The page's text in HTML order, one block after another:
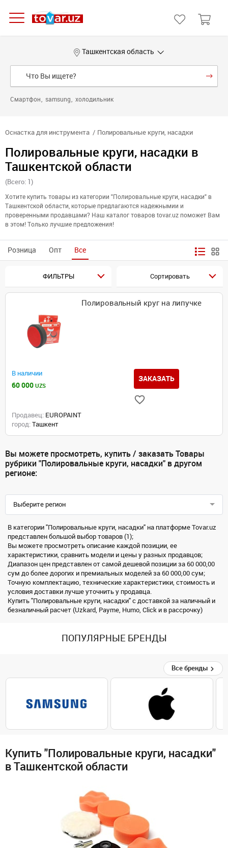
Ташкентская область
Смартфон samsung холодильник
Оснастка для инструмента Полировальные круги, насадки
Полировальные круги, насадки в
Ташкентской области
(Всего: 1)
Хотите купить товары из категории "Полировальные круги, насадки" в
Ташкентской области, которые предлагаются надежнымии и
проверенными продавцами? Наш каталог товаров tovar.uz поможет Вам
в этом! Только лучшие предложения!
Розница Опт Все
ФИЛЬТРЫ Сортировать
Полировальный круг на липучке
В наличии
60 000 UZS
ЗАКАЗАТЬ
Продавец: EUROPAINT
город: Ташкент
Вы можете просмотреть, купить / заказать Товары
рубрики "Полировальные круги, насадки" в другом
регионе:
Выберите регион
В категории "Полировальные круги, насадки" на платформе Tovar.uz
представлен большой выбор товаров (1);
Вы можете просмотреть описание каждой позиции, ее
характеристики, сравнить модели и цены у разных продавцов;
Диапазон цен представлен от самой дешевой позиции за 60 000,00
сум до более дорогих и премиальных моделей за 60 000,00 сум;
Точную комплектацию, технические характеристики, стоимость и
условия доставки лучше уточнить у продавца.
Купить "Полировальные круги, насадки" с доставкой за наличный и
безналичный расчет (Uzkard, Payme, Humo, Click и в рассрочку)
ПОПУЛЯРНЫЕ БРЕНДЫ
Все бренды
Купить "Полировальные круги, насадки"
в Ташкентской области